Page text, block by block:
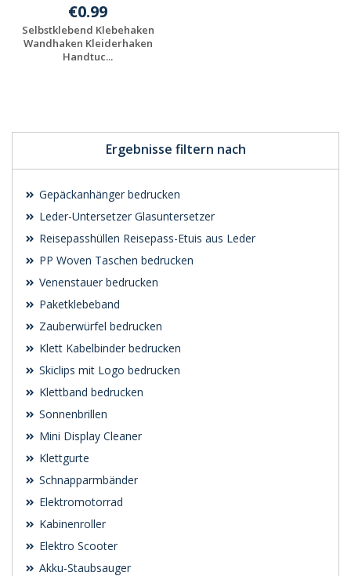
Ergebnisse filtern nach
Gepäckanhänger bedrucken
Leder-Untersetzer Glasuntersetzer
Reisepasshüllen Reisepass-Etuis aus Leder
PP Woven Taschen bedrucken
Venenstauer bedrucken
Paketklebeband
Zauberwürfel bedrucken
Klett Kabelbinder bedrucken
Skiclips mit Logo bedrucken
Klettband bedrucken
Sonnenbrillen
Mini Display Cleaner
Klettgurte
Schnapparmbänder
Elektromotorrad
Kabinenroller
Elektro Scooter
Akku-Staubsauger
€0.99
Selbstklebend Klebehaken
Wandhaken Kleiderhaken
Handtuc...